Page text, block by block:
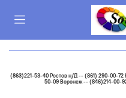
(863)221-53-40 Ростов н/Д -- (861) 290-00-
50-09 Воронеж -- (846)214-00-